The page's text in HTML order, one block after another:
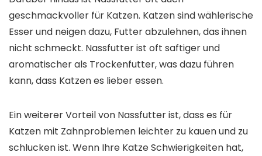
geschmackvoller für Katzen. Katzen sind wählerische
Esser und neigen dazu, Futter abzulehnen, das ihnen
nicht schmeckt. Nassfutter ist oft saftiger und
aromatischer als Trockenfutter, was dazu führen
kann, dass Katzen es lieber essen.
Ein weiterer Vorteil von Nassfutter ist, dass es für
Katzen mit Zahnproblemen leichter zu kauen und zu
schlucken ist. Wenn Ihre Katze Schwierigkeiten hat,